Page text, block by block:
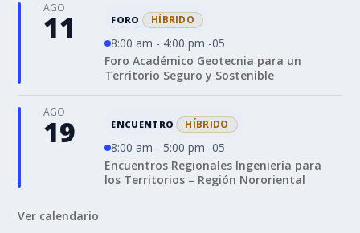
AGO
11 FORO HÍBRIDO
8:00 am - 4:00 pm -05
Foro Académico Geotecnia para un
Territorio Seguro y Sostenible
AGO
19 ENCUENTRO HÍBRIDO
8:00 am - 5:00 pm -05
Encuentros Regionales Ingeniería para
los Territorios – Región Nororiental
Ver calendario